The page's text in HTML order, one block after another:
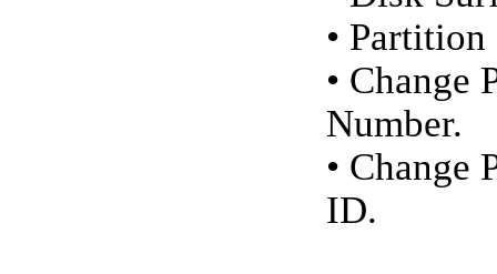
• Partition
• Change
Number.
• Change
ID.